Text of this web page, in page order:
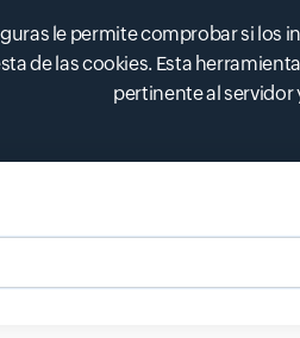
le permite comprobar si los
de las cookies. Esta
pertinente al servidor